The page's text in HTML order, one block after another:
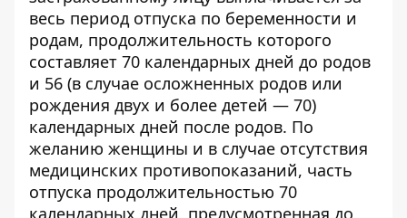
весь период отпуска по беременности и
родам, продолжительность которого
составляет 70 календарных дней до родов
и 56 (в случае осложненных родов или
рождения двух и более детей — 70)
календарных дней после родов. По
желанию женщины и в случае отсутствия
медицинских противопоказаний, часть
отпуска продолжительностью 70
календарных дней, предусмотренная до